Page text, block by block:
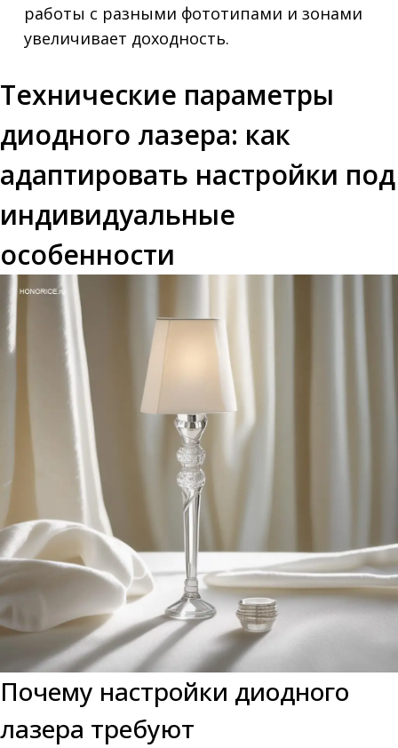
работы с разными фототипами и зонами
увеличивает доходность.
Технические параметры
диодного лазера: как
адаптировать настройки под
индивидуальные
особенности
Почему настройки диодного
лазера требуют